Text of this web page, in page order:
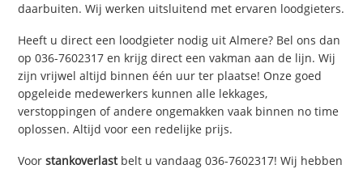
daarbuiten. Wij werken uitsluitend met ervaren loodgieters.
Heeft u direct een loodgieter nodig uit Almere? Bel ons dan
op 036-7602317 en krijg direct een vakman aan de lijn. Wij
zijn vrijwel altijd binnen één uur ter plaatse! Onze goed
opgeleide medewerkers kunnen alle lekkages,
verstoppingen of andere ongemakken vaak binnen no time
oplossen. Altijd voor een redelijke prijs.
Voorstankoverlastbelt u vandaag 036-7602317! Wij hebben